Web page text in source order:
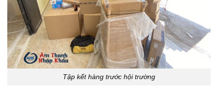
Tập kết hàng trước hội trường